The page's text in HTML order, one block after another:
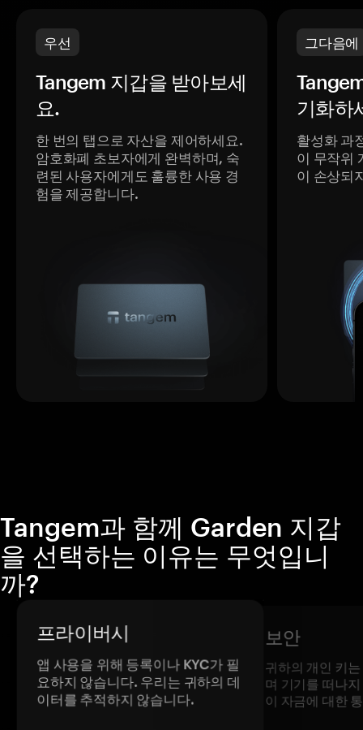
우선
Tangem 지갑을 받아보세
요.
한 번의 탭으로 자산을 제어하세요.
암호화폐 초보자에게 완벽하며, 숙
련된 사용자에게도 훌륭한 사용 경
험을 제공합니다.
그다음에
기화하
활성화 과
이 무작위
이 손상되
Tangem과 함께 Garden 지갑
을 선택하는 이유는 무엇입니
까?
프라이버시
앱 사용을 위해 등록이나 KYC가 필
요하지 않습니다. 우리는 귀하의 데
이터를 추적하지 않습니다.
보안
귀하의 개인 키
며 기기를 떠나
이 자금에 대한